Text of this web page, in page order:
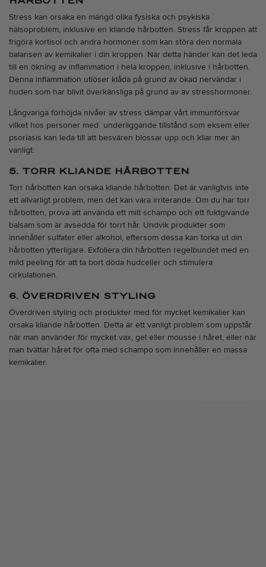
Stress kan orsaka en mängd olika fysiska och psykiska
hälsoproblem, inklusive en kliande hårbotten. Stress får kroppen att
frigöra kortisol och andra hormoner som kan störa den normala
balansen av kemikalier i din kroppen. När detta händer kan det leda
till en ökning av inflammation i hela kroppen, inklusive i hårbotten.
Denna inflammation utlöser klåda på grund av ökad nervändar i
huden som har blivit överkänsliga på grund av av stresshormoner.
Långvariga förhöjda nivåer av stress dämpar vårt immunförsvar
vilket hos personer med underliggande tillstånd som eksem eller
psoriasis kan leda till att besvären blossar upp och kliar mer än
vanligt.
5. TORR KLIANDE HÅRBOTTEN
Torr hårbotten kan orsaka kliande hårbotten. Det är vanligtvis inte
ett allvarligt problem, men det kan vara irriterande. Om du har torr
hårbotten, prova att använda ett milt schampo och ett fuktgivande
balsam som är avsedda för torrt hår. Undvik produkter som
innehåller sulfater eller alkohol, eftersom dessa kan torka ut din
hårbotten ytterligare. Exfoliera din hårbotten regelbundet med en
mild peeling för att ta bort döda hudceller och stimulera
cirkulationen.
6. ÖVERDRIVEN STYLING
Överdriven styling och produkter med för mycket kemikalier kan
orsaka kliande hårbotten. Detta är ett vanligt problem som uppstår
när man använder för mycket vax, gel eller mousse i håret, eller när
man tvättar håret för ofta med schampo som innehåller en massa
kemikalier.